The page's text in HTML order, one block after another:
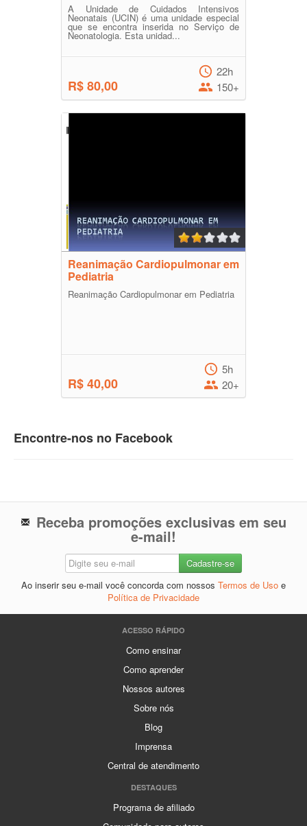
A Unidade de Cuidados Intensivos
Neonatais (UCIN) é uma unidade especial
que se encontra inserida no Serviço de
Neonatologia. Esta unidad...
R$ 80,00
22h
150+
Reanimação Cardiopulmonar em
Pediatria
Reanimação Cardiopulmonar em Pediatria
R$ 40,00
5h
20+
Encontre-nos no Facebook
Receba promoções exclusivas em seu
e-mail!
Ao inserir seu e-mail você concorda com nossos Termos de Uso e
Política de Privacidade
ACESSO RÁPIDO
Como ensinar
Como aprender
Nossos autores
Sobre nós
Blog
Imprensa
Central de atendimento
DESTAQUES
Programa de afiliado